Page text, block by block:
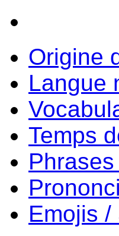
Origine
Langue
Temps
Emojis /